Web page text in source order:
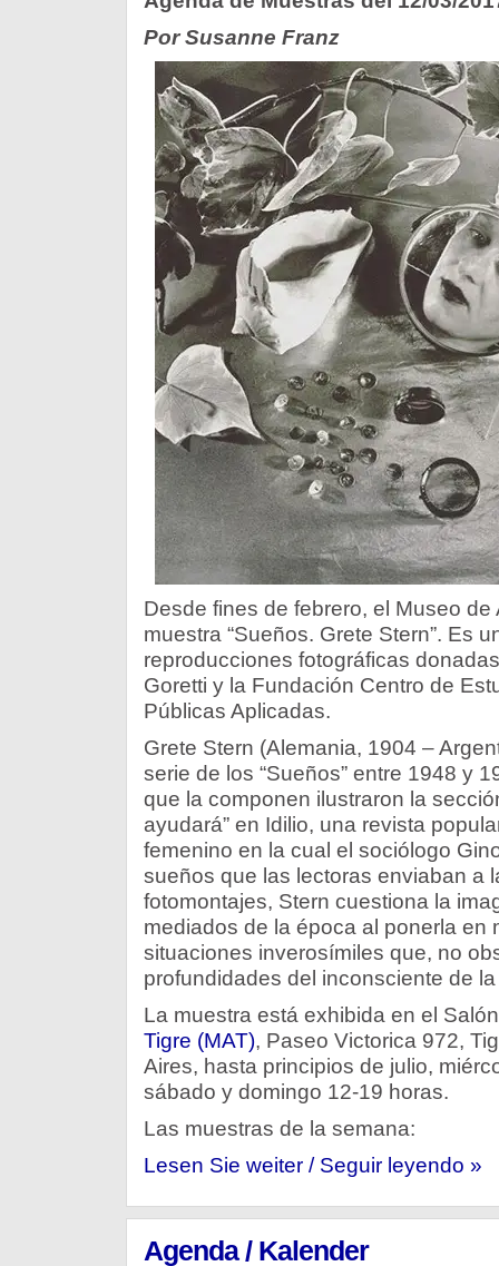
Por Susanne Franz
Desde fines de febrero, el Museo de
muestra “Sueños. Grete Stern”. Es
reproducciones fotográficas
Goretti y la Fundación Centro de
Públicas Aplicadas.
Grete Stern (Alemania, 1904 –
serie de los “Sueños” entre 1948 y
que la componen ilustraron la
ayudará” en Idilio, una revista
femenino en la cual el sociólogo
sueños que las lectoras enviaban a
fotomontajes, Stern cuestiona la
mediados de la época al ponerla en
situaciones inverosímiles que, no
profundidades del inconsciente de
La muestra está exhibida en el
Tigre (MAT), Paseo Victorica 972,
Aires, hasta principios de julio,
sábado y domingo 12-19 horas.
Las muestras de la semana:
Lesen Sie weiter / Seguir leyendo »
Agenda / Kalender